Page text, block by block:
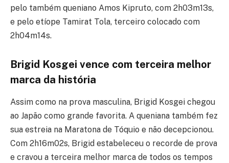
pelo também queniano Amos Kipruto, com 2h03m13s,
e pelo etíope Tamirat Tola, terceiro colocado com
2h04m14s.
Brigid Kosgei vence com terceira melhor
marca da história
Assim como na prova masculina, Brigid Kosgei chegou
ao Japão como grande favorita. A queniana também fez
sua estreia na Maratona de Tóquio e não decepcionou.
Com 2h16m02s, Brigid estabeleceu o recorde de prova
e cravou a terceira melhor marca de todos os tempos